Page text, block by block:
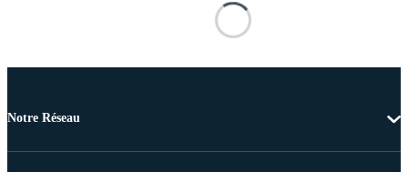
Notre Réseau